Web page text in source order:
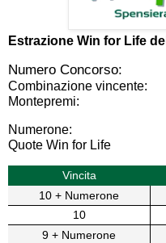
Estrazione Win for Life del
Numero Concorso:
Combinazione vincente:
Montepremi:
Numerone:
Quote Win for Life
Vincita
10 + Numerone
10
9 + Numerone